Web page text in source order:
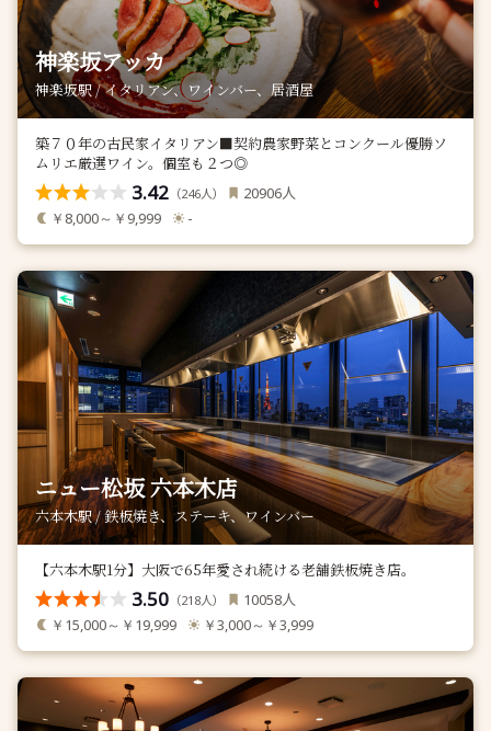
神楽坂アッカ
神楽坂駅 / イタリアン、ワインバー、居酒屋
築７０年の古民家イタリアン■契約農家野菜とコンクール優勝ソ
ムリエ厳選ワイン。個室も２つ◎
3.42 （246人） 20906人
￥8,000～￥9,999 -
ニュー松坂 六本木店
六本木駅 / 鉄板焼き、ステーキ、ワインバー
【六本木駅1分】大阪で65年愛され続ける老舗鉄板焼き店。
3.50 （218人） 10058人
￥15,000～￥19,999 ￥3,000～￥3,999